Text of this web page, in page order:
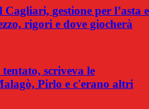
gestione per l’asta e
rigori e dove giocherà
scriveva le
Pirlo e c'erano altri